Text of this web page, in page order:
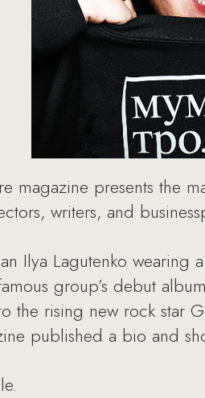
magazine presents the
writers, and
Ilya Lagutenko
group’s debut
the rising new rock star
published a bio and